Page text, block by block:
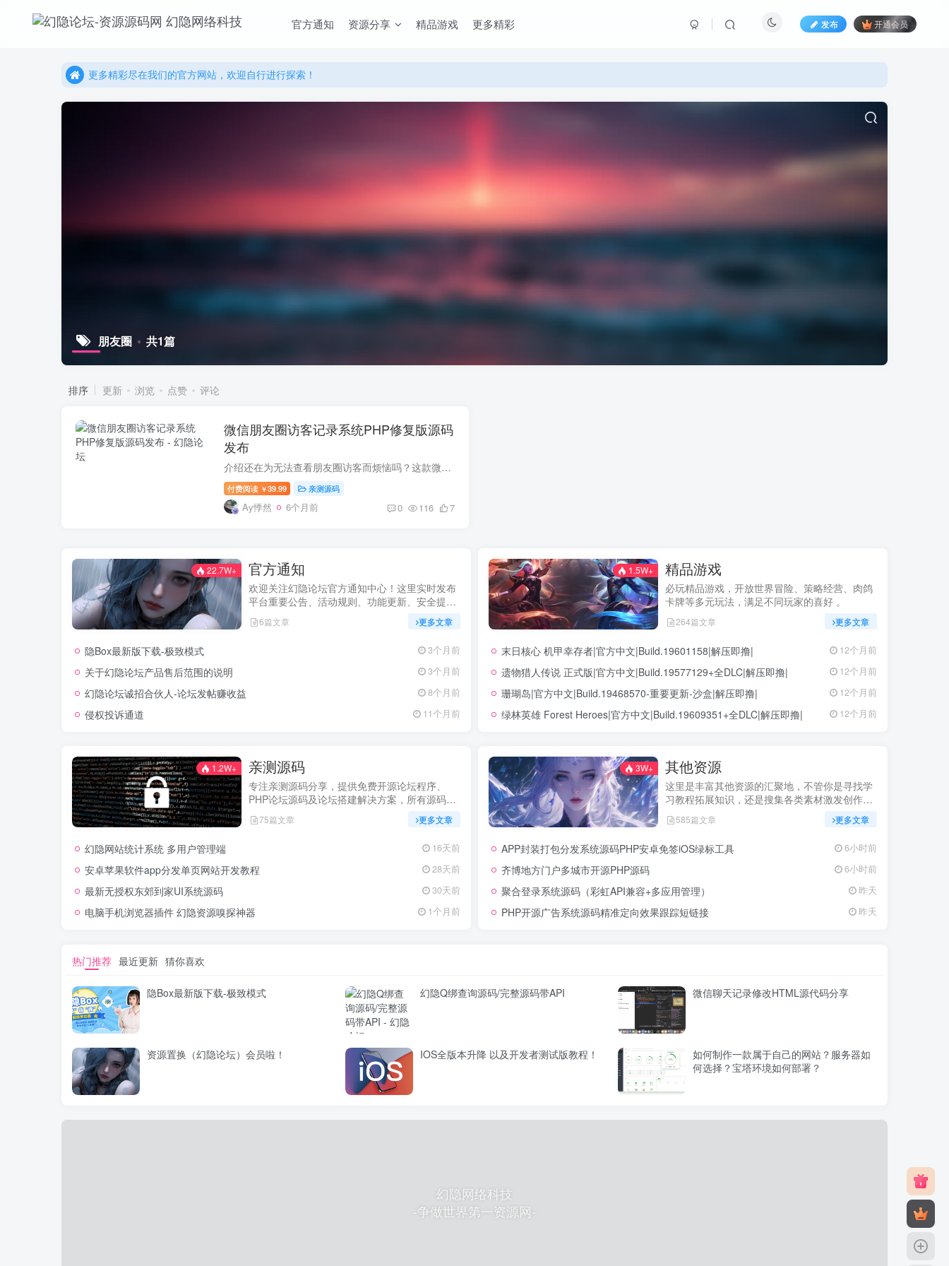
官方通知 资源分享 精品游戏 更多精彩 发布 开通会员
更多精彩尽在我们的官方网站，欢迎自行进行探索！
更多精彩尽在我们的官方网站，欢迎自行进行探索！
幻隐网络科技，感谢您的加入以及使用我们的系统！
朋友圈 共1篇
排序 更新 浏览 点赞 评论
微信朋友圈访客记录系统PHP修复版源码
发布
介绍还在为无法查看朋友圈访客而烦恼吗？这款微信H5源码帮你轻松解决！基于PHP7.4+MySQL5.6环境开发，功能强大，操作简单，让你轻松掌握朋友圈动态。教程源码
付费阅读 ￥39.99 亲测源码
Ay悸然 6个月前 0 116 7
22.7W+ 官方通知
欢迎关注幻隐论坛官方通知中心！这里实时发布
平台重要公告、活动规则、功能更新、安全提醒
及用户权益说明，确保每位用户第一时间掌握最
新动态。我们坚持公开透明，通过权威通知保障
的使用体验！立即查看，不错过关键信息！
6篇文章 更多文章
隐Box最新版下载-极致模式 3个月前
关于幻隐论坛产品售后范围的说明 3个月前
幻隐论坛诚招合伙人-论坛发帖赚收益 8个月前
侵权投诉通道 11个月前
1.5W+ 精品游戏
必玩精品游戏，开放世界冒险、策略经营、肉鸽
卡牌等多元玩法，满足不同玩家的喜好 。
264篇文章 更多文章
末日核心 机甲幸存者|官方中文|Build.19601158|解压即撸| 12个月前
遗物猎人传说 正式版|官方中文|Build.19577129+全DLC|解压即撸| 12个月前
珊瑚岛|官方中文|Build.19468570-重要更新-沙盒|解压即撸| 12个月前
绿林英雄 Forest Heroes|官方中文|Build.19609351+全DLC|解压即撸| 12个月前
1.2W+ 亲测源码
专注亲测源码分享，提供免费开源论坛程序、
PHP论坛源码及论坛搭建解决方案，所有源码均
经实际测试可用，助力快速搭建稳定高效的论坛
网站，轻松开启你的论坛运营之路。
75篇文章 更多文章
幻隐网站统计系统 多用户管理端 16天前
安卓苹果软件app分发单页网站开发教程 28天前
最新无授权东郊到家UI系统源码 30天前
电脑手机浏览器插件 幻隐资源嗅探神器 1个月前
3W+ 其他资源
这里是丰富其他资源的汇聚地，不管你是寻找学
习教程拓展知识，还是搜集各类素材激发创作灵
感，亦或是查询专业数据辅助工作研究，都能一
站式满足。资源定期更新、分类清晰、下载便
现所需资源！
585篇文章 更多文章
APP封装打包分发系统源码PHP安卓免签iOS绿标工具 6小时前
齐博地方门户多城市开源PHP源码 6小时前
聚合登录系统源码（彩虹API兼容+多应用管理） 昨天
PHP开源广告系统源码精准定向效果跟踪短链接 昨天
热门推荐 最近更新 猜你喜欢
隐Box最新版下载-极致模式 幻隐Q绑查询源码/完整源码带API 微信聊天记录修改HTML源代码分享
资源置换（幻隐论坛）会员啦！ IOS全版本升降 以及开发者测试版教程！
如何制作一款属于自己的网站？服务器如
何选择？宝塔环境如何部署？
幻隐网络科技
-争做世界第一资源网-